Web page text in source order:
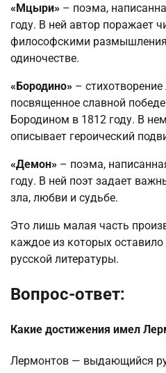
«Мцыри» – поэма,
году. В ней автор поражает
философскими
одиночестве.
«Бородино» –
посвященное славной
Бородином в 1812 году. В
описывает героический
«Демон» – поэма,
году. В ней поэт задает
зла, любви и судьбе.
Это лишь малая часть
каждое из которых
русской литературы.
Вопрос-ответ:
Какие достижения имел
Лермонтов — выдающийся